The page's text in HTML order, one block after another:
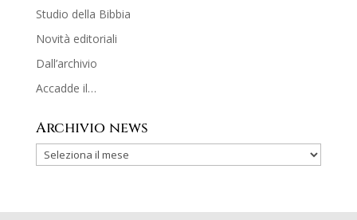
Studio della Bibbia
Novità editoriali
Dall’archivio
Accadde il…
Archivio news